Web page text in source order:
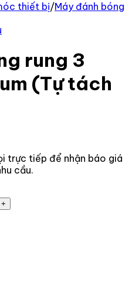
thiết bị/Máy đánh bóng
rung 3
(Tự tách
trực tiếp để nhận báo giá
cầu.
+